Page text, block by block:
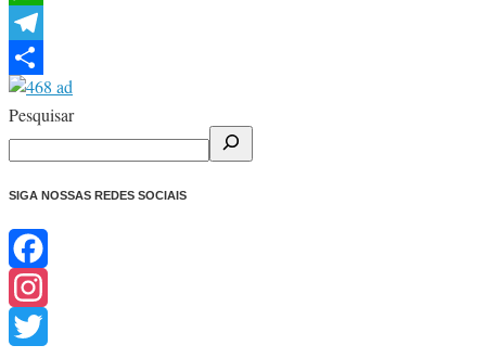
WhatsApp
Telegram
Share
Pesquisar
SIGA NOSSAS REDES SOCIAIS
Facebook
Instagram